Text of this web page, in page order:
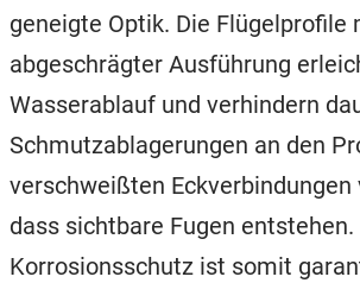
geneigte Optik. Die Flügelprofile
abgeschrägter Ausführung
Wasserablauf und verhindern
Schmutzablagerungen an den
verschweißten Eckverbindungen
dass sichtbare Fugen
Korrosionsschutz ist somit